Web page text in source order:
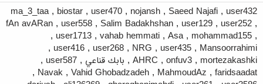
user432
,
Saeed Najafi
,
nojansh
,
user470
,
biostar
,
ma_3_taa
,
user252
,
user129
,
Salim Badakhshan
,
user558
,
fAn avARan
,
mohammad155
,
Asa
,
vahab hemmati
,
user1713
,
Mansoorrahimi
,
user435
,
NRG
,
user268
,
user416
,
mortezakashki
,
onfuv3
,
AHRC
, بابك قناعي ,
user587
,
faridsaadat
,
MahmoudAz
,
Vahid Ghobadzadeh
,
Navak
,